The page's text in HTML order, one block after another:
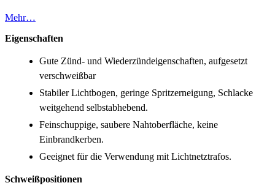
Mehr…
Eigenschaften
Gute Zünd- und Wiederzündeigenschaften, aufgesetzt
verschweißbar
Stabiler Lichtbogen, geringe Spritzerneigung, Schlacke
weitgehend selbstabhebend.
Feinschuppige, saubere Nahtoberfläche, keine
Einbrandkerben.
Geeignet für die Verwendung mit Lichtnetztrafos.
Schweißpositionen